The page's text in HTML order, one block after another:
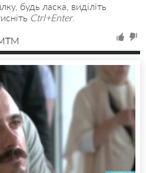
будь ласка, виділіть
Ctrl+Enter.